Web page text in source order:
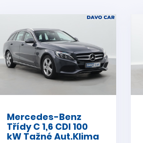
Mercedes-Benz
Třídy C 1,6 CDI 100
kW Tažné Aut.Klima